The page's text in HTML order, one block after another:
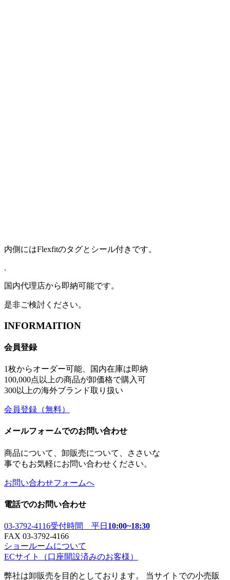
内側にはFlexfitのタグとシール付きです。
.
国内代理店から即納可能です。
是非ご検討ください。
INFORMAITION
会員登録
1枚からオーダー可能、国内在庫は即納
100,000点以上の商品が卸価格で購入可
300以上の海外ブランド取り扱い
会員登録 （無料）
メールフォームでのお問い合わせ
商品について、卸販売について、ささいな
事でもお気軽にお問い合わせください。
お問い合わせフォームへ
電話でのお問い合わせ
03-3792-4116受付時間 平日 10:00~18:30
FAX 03-3792-4166
ショールームについて
ECサイト
（口座開設済みのお客様）
弊社は卸販売を目的としております。 当サイトでの小売販